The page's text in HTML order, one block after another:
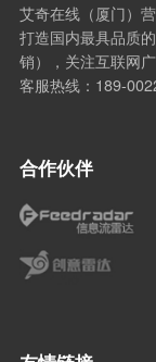
艾奇在线（厦门）
打造国内最具品质
销），关注互联网
客服热线：189-
合作伙伴